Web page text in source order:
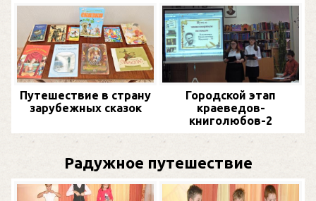
Путешествие в страну
зарубежных сказок
Городской этап
краеведов-
книголюбов-2
Радужное путешествие